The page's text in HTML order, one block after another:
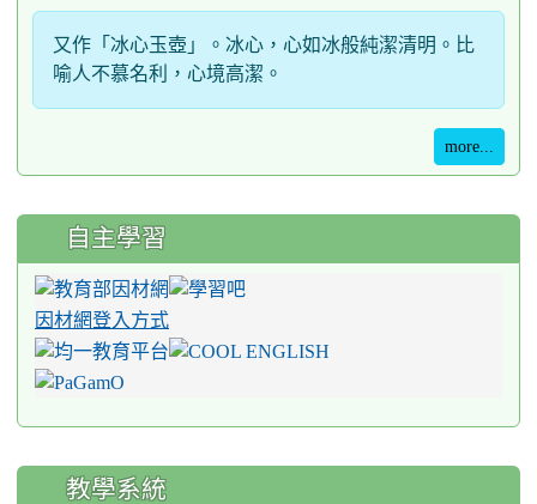
又作「冰心玉壺」。冰心，心如冰般純潔清明。比
喻人不慕名利，心境高潔。
more...
自主學習
因材網登入方式
教學系統